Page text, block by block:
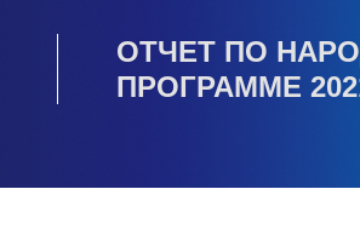
ОТЧЕТ ПО
ПРОГРАММЕ